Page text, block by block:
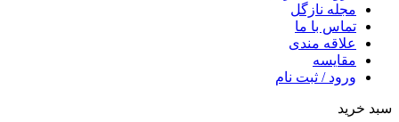
مجله نازگل
تماس با ما
علاقه مندی
مقایسه
ورود / ثبت نام
سبد خرید